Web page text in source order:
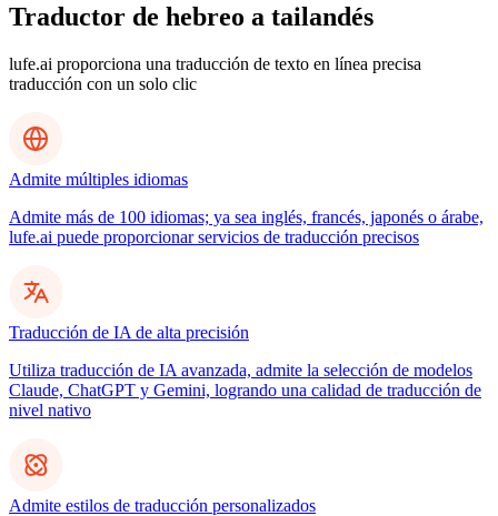
Traductor de hebreo a tailandés
lufe.ai proporciona una traducción de texto en línea precisa
traducción con un solo clic
Admite múltiples idiomas
Admite más de 100 idiomas; ya sea inglés, francés, japonés o árabe,
lufe.ai puede proporcionar servicios de traducción precisos
Traducción de IA de alta precisión
Utiliza traducción de IA avanzada, admite la selección de modelos
Claude, ChatGPT y Gemini, logrando una calidad de traducción de
nivel nativo
Admite estilos de traducción personalizados